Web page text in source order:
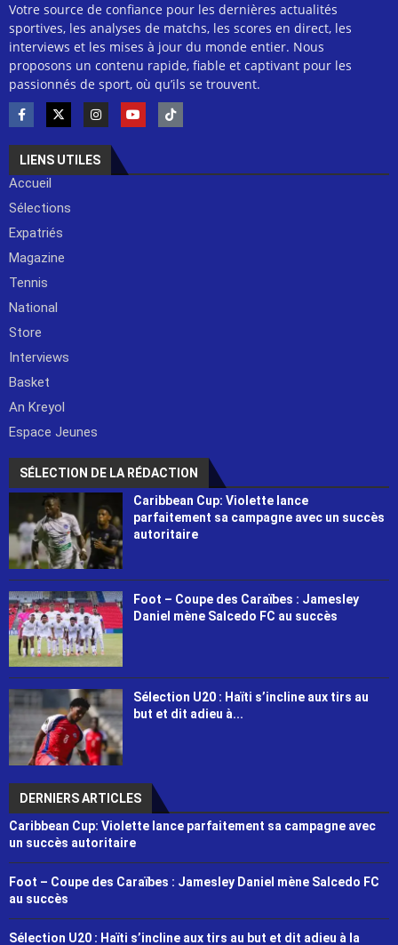
Votre source de confiance pour les dernières actualités
sportives, les analyses de matchs, les scores en direct, les
interviews et les mises à jour du monde entier. Nous
proposons un contenu rapide, fiable et captivant pour les
passionnés de sport, où qu’ils se trouvent.
LIENS UTILES
Accueil
Sélections
Expatriés
Magazine
Tennis
National
Store
Interviews
Basket
An Kreyol
Espace Jeunes
SÉLECTION DE LA RÉDACTION
Caribbean Cup: Violette lance
parfaitement sa campagne avec un succès
autoritaire
Foot – Coupe des Caraïbes : Jamesley
Daniel mène Salcedo FC au succès
Sélection U20 : Haïti s’incline aux tirs au
but et dit adieu à...
DERNIERS ARTICLES
Caribbean Cup: Violette lance parfaitement sa campagne avec
un succès autoritaire
Foot – Coupe des Caraïbes : Jamesley Daniel mène Salcedo FC
au succès
Sélection U20 : Haïti s’incline aux tirs au but et dit adieu à la